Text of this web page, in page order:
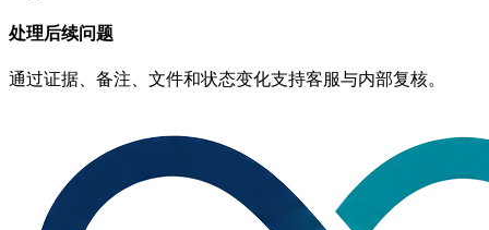
处理后续问题
通过证据、备注、文件和状态变化支持客服与内部复核。